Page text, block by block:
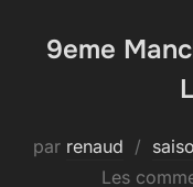
9eme
par renaud
Les